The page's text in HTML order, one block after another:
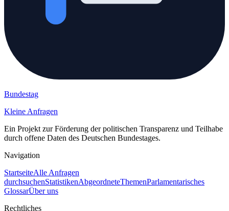
Bundestag
Kleine Anfragen
Ein Projekt zur Förderung der politischen Transparenz und Teilhabe
durch offene Daten des Deutschen Bundestages.
Navigation
StartseiteAlle Anfragen
durchsuchenStatistikenAbgeordneteThemenParlamentarisches
GlossarÜber uns
Rechtliches